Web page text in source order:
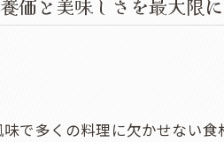
価と美味しさを最大限
で多くの料理に欠かせない